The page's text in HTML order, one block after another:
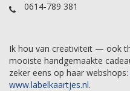
0614-789 381
Ik hou van creativiteit — ook
mooiste handgemaakte
zeker eens op haar webshops:
www.labelkaartjes.nl.